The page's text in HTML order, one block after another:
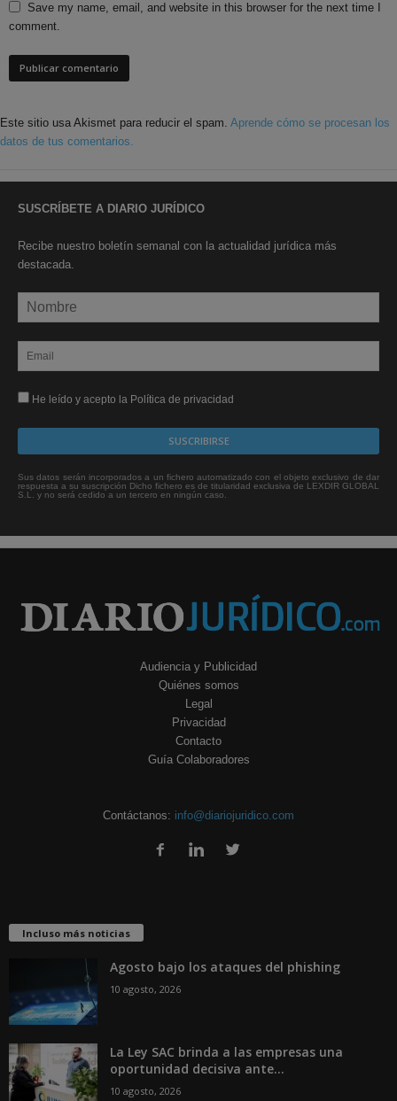
Save my name, email, and website in this browser for the next time I
comment.
Este sitio usa Akismet para reducir el spam. Aprende cómo se procesan los
datos de tus comentarios.
SUSCRÍBETE A DIARIO JURÍDICO
Recibe nuestro boletín semanal con la actualidad jurídica más
destacada.
He leído y acepto la Política de privacidad
Sus datos serán incorporados a un fichero automatizado con el objeto exclusivo de dar
respuesta a su suscripción Dicho fichero es de titularidad exclusiva de LEXDIR GLOBAL
S.L. y no será cedido a un tercero en ningún caso.
Audiencia y Publicidad
Quiénes somos
Legal
Privacidad
Contacto
Guía Colaboradores
Contáctanos: info@diariojuridico.com
Incluso más noticias
Agosto bajo los ataques del phishing
10 agosto, 2026
La Ley SAC brinda a las empresas una
oportunidad decisiva ante...
10 agosto, 2026